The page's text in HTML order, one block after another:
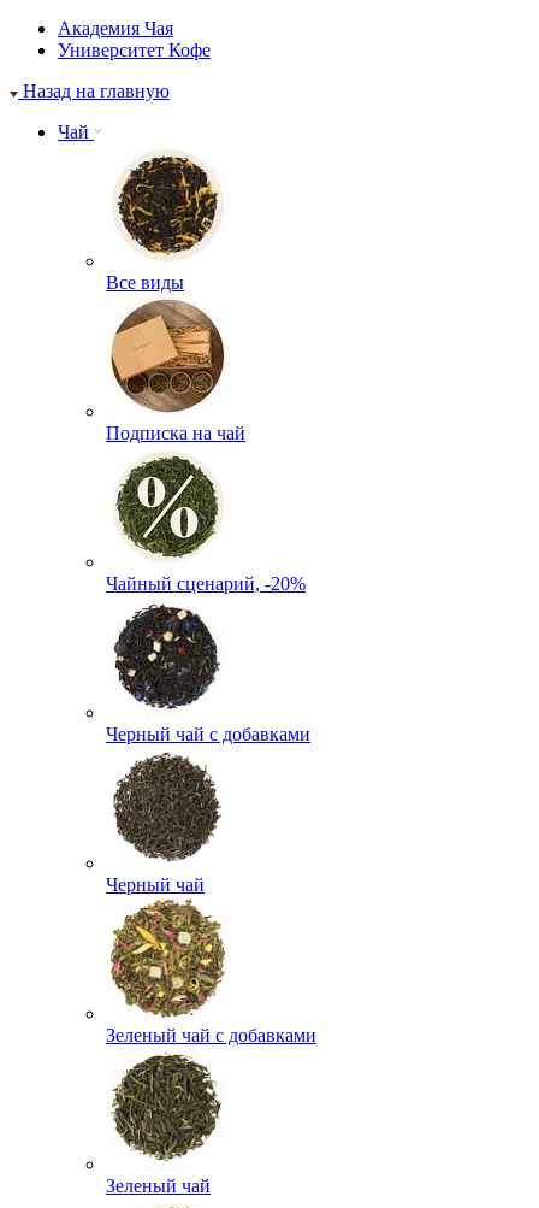
Академия Чая
Университет Кофе
Назад на главную
Чай
Все виды
Подписка на чай
Чайный сценарий, -20%
Черный чай с добавками
Черный чай
Зеленый чай с добавками
Зеленый чай